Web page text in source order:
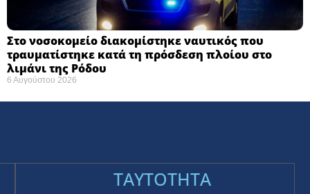
Στο νοσοκομείο διακομίστηκε ναυτικός που
τραυματίστηκε κατά τη πρόσδεση πλοίου στο
λιμάνι της Ρόδου
6 Αυγούστου 2026
TAYTOTHTA